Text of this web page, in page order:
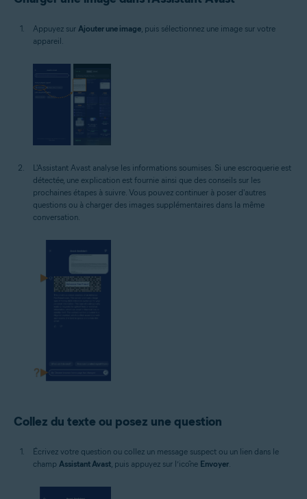
Appuyez sur Ajouter une image, puis sélectionnez une image sur votre
appareil.
L'Assistant Avast analyse les informations soumises. Si une escroquerie est
détectée, une explication est fournie ainsi que des conseils sur les
prochaines étapes à suivre. Vous pouvez continuer à poser d'autres
questions ou à charger des images supplémentaires dans la même
conversation.
Collez du texte ou posez une question
Écrivez votre question ou collez un message suspect ou un lien dans le
champ Assistant Avast , puis appuyez sur l’icône Envoyer